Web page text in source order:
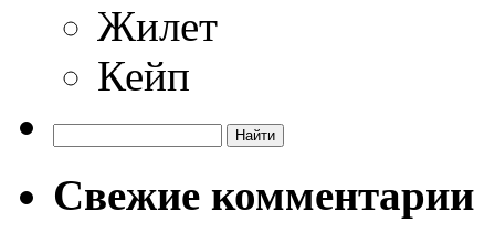
Жилет
Кейп
Свежие комментарии